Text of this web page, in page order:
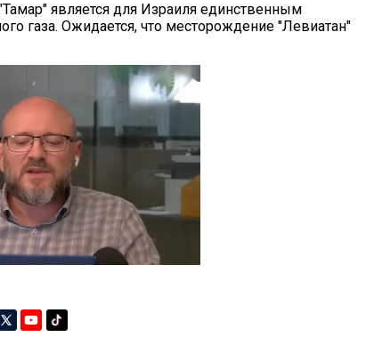
является для Израиля единственным
газа. Ожидается, что месторождение "Левиатан"